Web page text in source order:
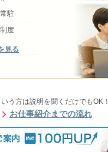
駐
度
見る
う方は説明を聞くだけでもOK！
お仕事紹介までの流れ